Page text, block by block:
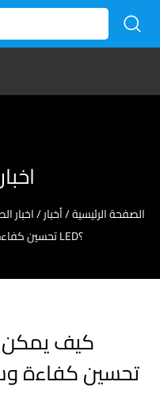
الصفحة الرئيسية/أخبار/اخبار
تحسين كفاءة وسلامة مصابيح الشوارع LED؟
كيف يمكن
تحسين كفاءة